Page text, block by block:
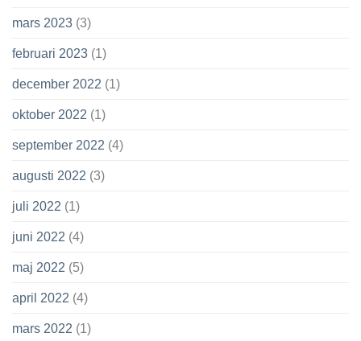
mars 2023 (3)
februari 2023 (1)
december 2022 (1)
oktober 2022 (1)
september 2022 (4)
augusti 2022 (3)
juli 2022 (1)
juni 2022 (4)
maj 2022 (5)
april 2022 (4)
mars 2022 (1)